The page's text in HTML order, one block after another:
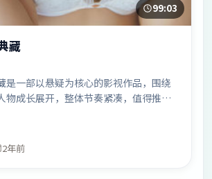
99:03
藏
一部以悬疑为核心的影视作品，围绕
物成长展开，整体节奏紧凑，值得推荐
2年前